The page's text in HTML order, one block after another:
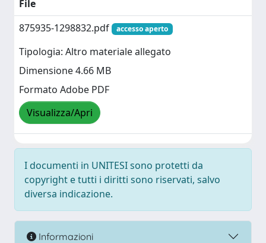
File
875935-1298832.pdf
accesso aperto
Tipologia: Altro materiale allegato
Dimensione 4.66 MB
Formato Adobe PDF
Visualizza/Apri
I documenti in UNITESI sono protetti da
copyright e tutti i diritti sono riservati, salvo
diversa indicazione.
Informazioni